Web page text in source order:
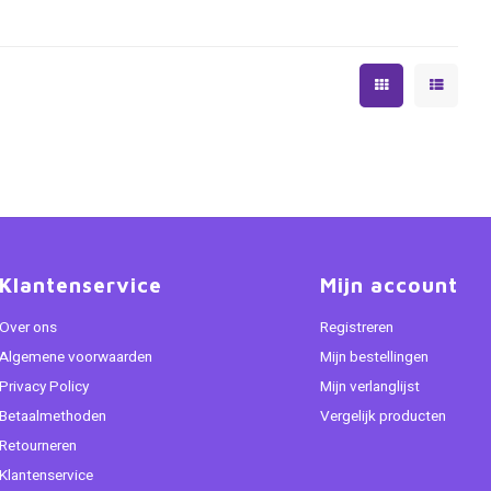
Klantenservice
Over ons
Algemene voorwaarden
Privacy Policy
Betaalmethoden
Retourneren
Klantenservice
Mijn account
Registreren
Mijn bestellingen
Mijn verlanglijst
Vergelijk producten